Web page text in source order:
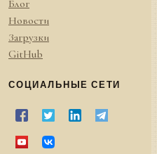
Блог
Новости
Загрузки
GitHub
СОЦИАЛЬНЫЕ СЕТИ